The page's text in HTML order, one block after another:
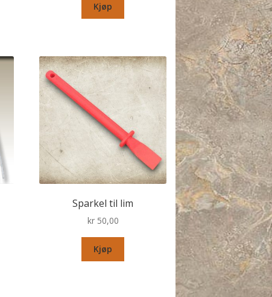
Kjøp
Sparkel til lim
kr50,00
Kjøp